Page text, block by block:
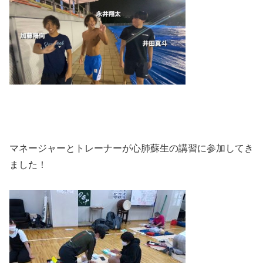
マネージャーとトレーナーが心肺蘇生の講習に参加してき
ました！